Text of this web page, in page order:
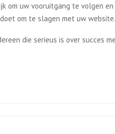
om uw vooruitgang te volgen
om te slagen met uw
die serieus is over succes